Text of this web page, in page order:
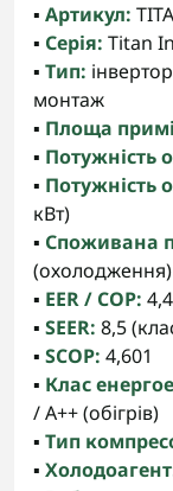
▪️ Артикул:
▪️ Серія: Titan
▪️ Тип:
монтаж
▪️ Площа
▪️ Потужність
▪️ Потужність
кВт)
▪️ Споживана
(охолодження)
▪️ EER / COP:
▪️ SEER: 8,5
▪️ SCOP: 4,601
▪️ Клас
/ A++ (обігрів)
▪️ Тип
▪️